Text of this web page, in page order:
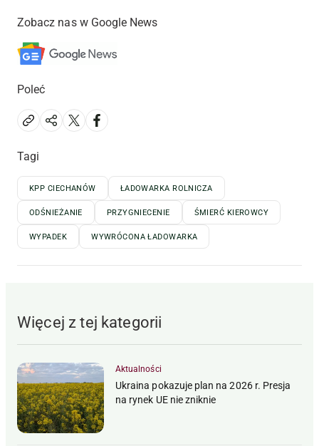
Zobacz nas w Google News
Poleć
Tagi
KPP CIECHANÓW ŁADOWARKA ROLNICZA
ODŚNIEŻANIE PRZYGNIECENIE ŚMIERĆ KIEROWCY
WYPADEK WYWRÓCONA ŁADOWARKA
Więcej z tej kategorii
Aktualności
Ukraina pokazuje plan na 2026 r. Presja
na rynek UE nie zniknie